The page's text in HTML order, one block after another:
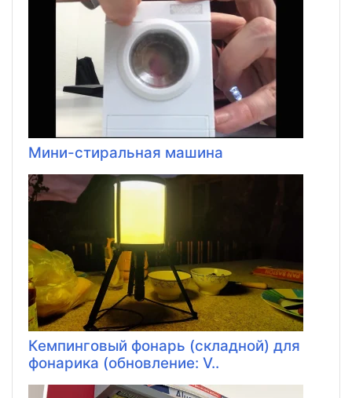
Мини-стиральная машина
Кемпинговый фонарь (складной) для
фонарика (обновление: V..